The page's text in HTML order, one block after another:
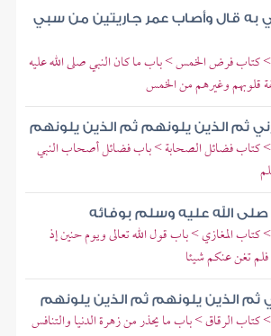
به قال وأصاب عمر جاريتين من سبي
فرض الخمس > باب ما كان النبي صلى الله عليه
قلوبهم وغيرهم من الخمس
ثم الذين يلونهم ثم الذين يلونهم
فضائل الصحابة > باب فضائل أصحاب النبي
صلى الله عليه وسلم بوفائه
المغازي > باب قول الله تعالى ويوم حنين إذ
تغن عنكم شيئا
ثم الذين يلونهم ثم الذين يلونهم
الرقاق > باب ما يحذر من زهرة الدنيا والتنافس